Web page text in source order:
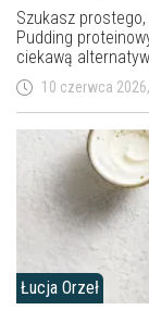
Szukasz
Pudding
ciekawą
10 czerwca
Łucja Orzeł